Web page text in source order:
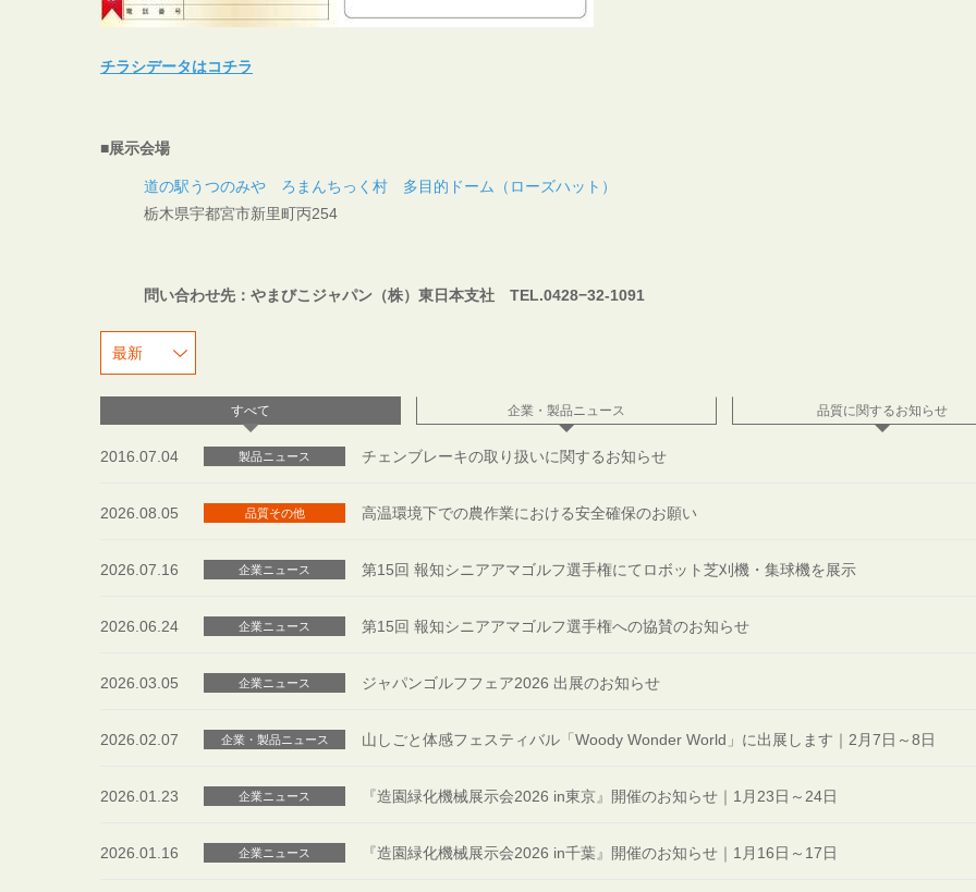
チラシデータはコチラ
■展示会場
道の駅うつのみや ろまんちっく村 多目的ドーム（ローズハット）
栃木県宇都宮市新里町丙254
問い合わせ先：やまびこジャパン（株）東日本支社 TEL.0428−32-1091
すべて 企業・製品ニュース 品質に関するお知らせ
2016.07.04 製品ニュース チェンブレーキの取り扱いに関するお知らせ
2026.08.05 品質その他 高温環境下での農作業における安全確保のお願い
2026.07.16 企業ニュース 第15回 報知シニアアマゴルフ選手権にてロボット芝刈機・集球機を展示
2026.06.24 企業ニュース 第15回 報知シニアアマゴルフ選手権への協賛のお知らせ
2026.03.05 企業ニュース ジャパンゴルフフェア2026 出展のお知らせ
2026.02.07 企業・製品ニュース 山しごと体感フェスティバル「Woody Wonder World」に出展します｜2月7日～8日
2026.01.23 企業ニュース 『造園緑化機械展示会2026 in東京』開催のお知らせ｜1月23日～24日
2026.01.16 企業ニュース 『造園緑化機械展示会2026 in千葉』開催のお知らせ｜1月16日～17日